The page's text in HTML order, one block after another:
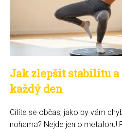
Jak zlepšit stabilitu
každý den
Cítíte se občas, jako by vám
nohama? Nejde jen o metaforu!